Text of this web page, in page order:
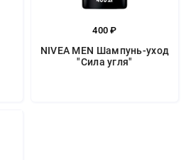
400 ₽
NIVEA MEN Шампунь-уход
"Сила угля"